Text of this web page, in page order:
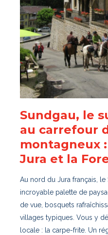
Sundgau, le
au carrefour
montagneux
Jura et la
Au nord du Jura français,
incroyable palette de
de vue, bosquets
villages typiques. Vous y
locale : la carpe-frite. Un